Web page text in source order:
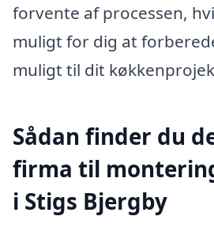
forvente af processen,
muligt for dig at
muligt til dit
Sådan finder du
firma til
i Stigs Bjergby